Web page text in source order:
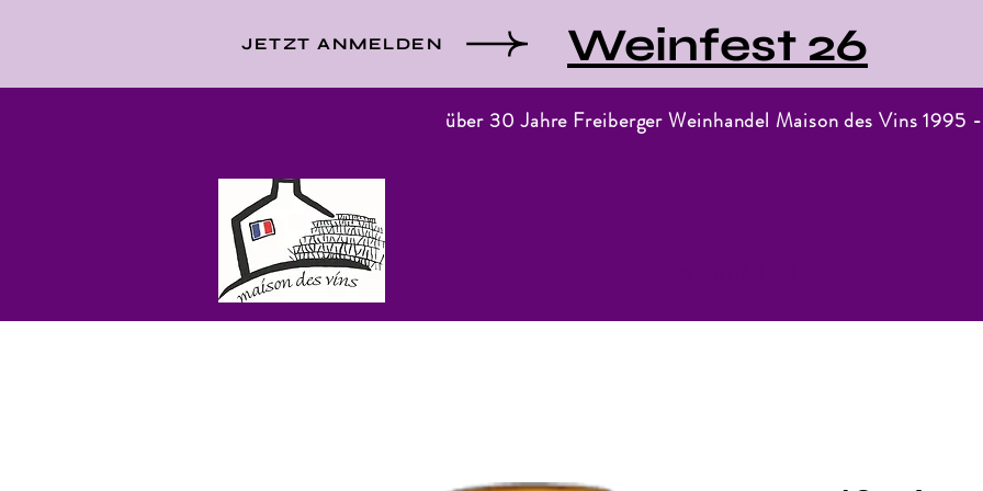
JETZT ANMELDEN Weinfest 26
über 30 Jahre Freiberger Weinhandel Maison des Vins 1995